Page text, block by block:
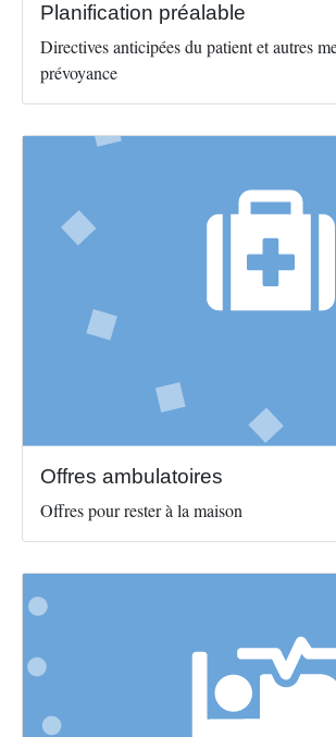
Planification préalable
Directives anticipées du patient et autres
prévoyance
Offres ambulatoires
Offres pour rester à la maison